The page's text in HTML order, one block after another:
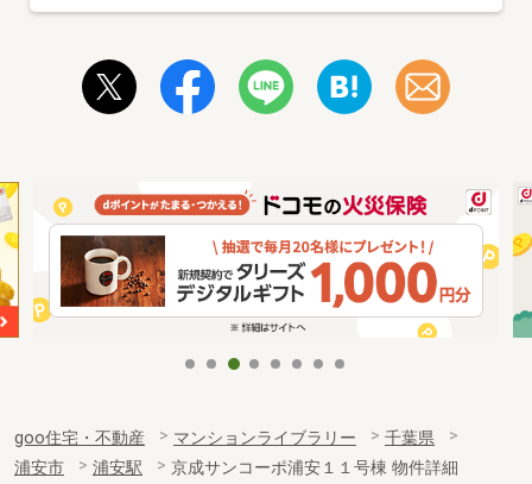
goo住宅・不動産 マンションライブラリー
千葉県
浦安市
浦安駅 京成サンコーポ浦安１１号棟 物件詳細